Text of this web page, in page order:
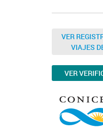
VER
VIAJES
VER